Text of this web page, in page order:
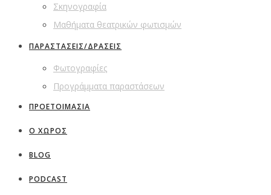
Σκηνογραφία
Μαθήματα θεατρικών φωτισμών
ΠΑΡΑΣΤΑΣΕΙΣ/ΔΡΑΣΕΙΣ
Φωτογραφίες
Προγράμματα παραστάσεων
ΠΡΟΕΤΟΙΜΑΣΙΑ
Ο ΧΩΡΟΣ
BLOG
PODCAST